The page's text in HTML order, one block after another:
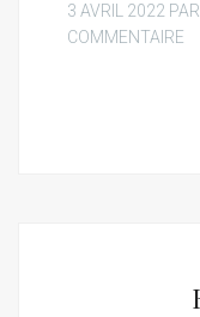
3 AVRIL 2022 PAR
COMMENTAIRE